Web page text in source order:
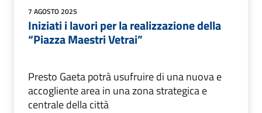
7 AGOSTO 2025
Iniziati i lavori per la realizzazione della
“Piazza Maestri Vetrai”
Presto Gaeta potrà usufruire di una nuova e
accogliente area in una zona strategica e
centrale della città